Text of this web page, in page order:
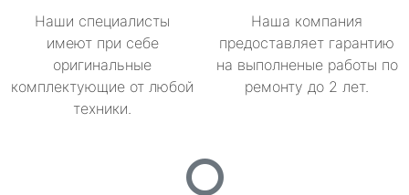
Наши специалисты
имеют при себе
оригинальные
комплектующие от любой
техники.
Наша компания
предоставляет гарантию
на выполненые работы по
ремонту до 2 лет.